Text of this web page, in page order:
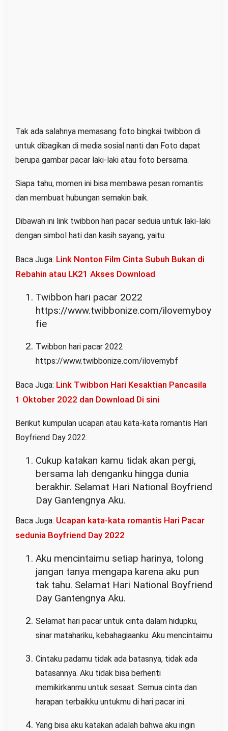
Tak ada salahnya memasang foto bingkai twibbon di
untuk dibagikan di media sosial nanti dan Foto dapat
berupa gambar pacar laki-laki atau foto bersama.
Siapa tahu, momen ini bisa membawa pesan romantis
dan membuat hubungan semakin baik.
Dibawah ini link twibbon hari pacar seduia untuk laki-laki
dengan simbol hati dan kasih sayang, yaitu:
Baca Juga: Link Nonton Film Cinta Subuh Bukan di
Rebahin atau LK21 Akses Download
Twibbon hari pacar 2022
https://www.twibbonize.com/ilovemyboy
fie
Twibbon hari pacar 2022
https://www.twibbonize.com/ilovemybf
Baca Juga: Link Twibbon Hari Kesaktian Pancasila
1 Oktober 2022 dan Download Di sini
Berikut kumpulan ucapan atau kata-kata romantis Hari
Boyfriend Day 2022:
Cukup katakan kamu tidak akan pergi,
bersama lah denganku hingga dunia
berakhir. Selamat Hari National Boyfriend
Day Gantengnya Aku.
Baca Juga: Ucapan kata-kata romantis Hari Pacar
sedunia Boyfriend Day 2022
Aku mencintaimu setiap harinya, tolong
jangan tanya mengapa karena aku pun
tak tahu. Selamat Hari National Boyfriend
Day Gantengnya Aku.
Selamat hari pacar untuk cinta dalam hidupku,
sinar matahariku, kebahagiaanku. Aku mencintaimu
Cintaku padamu tidak ada batasnya, tidak ada
batasannya. Aku tidak bisa berhenti
memikirkanmu untuk sesaat. Semua cinta dan
harapan terbaikku untukmu di hari pacar ini.
Yang bisa aku katakan adalah bahwa aku ingin